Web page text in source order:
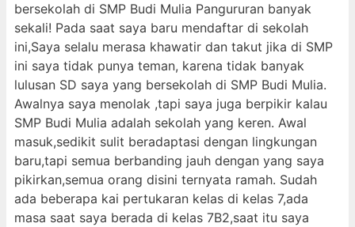
bersekolah di SMP Budi Mulia Pangururan banyak
sekali! Pada saat saya baru mendaftar di sekolah
ini,Saya selalu merasa khawatir dan takut jika di SMP
ini saya tidak punya teman, karena tidak banyak
lulusan SD saya yang bersekolah di SMP Budi Mulia.
Awalnya saya menolak ,tapi saya juga berpikir kalau
SMP Budi Mulia adalah sekolah yang keren. Awal
masuk,sedikit sulit beradaptasi dengan lingkungan
baru,tapi semua berbanding jauh dengan yang saya
pikirkan,semua orang disini ternyata ramah. Sudah
ada beberapa kai pertukaran kelas di kelas 7,ada
masa saat saya berada di kelas 7B2,saat itu saya